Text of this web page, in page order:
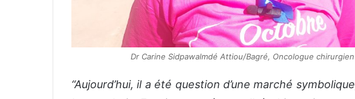
Dr Carine Sidpawalmdé Attiou/Bagré, Oncologue
“Aujourd’hui, il a été question d’une marché